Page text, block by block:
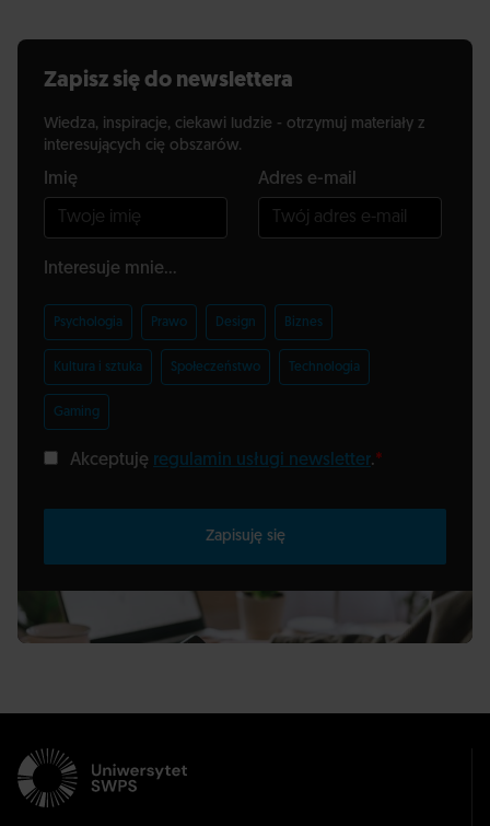
Zapisz się do newslettera
Wiedza, inspiracje, ciekawi ludzie - otrzymuj materiały z
interesujących cię obszarów.
Imię Adres e-mail
Interesuje mnie...
Psychologia Prawo Design Biznes
Kultura i sztuka Społeczeństwo Technologia
Gaming
Akceptuję regulamin usługi newsletter.*
Zapisuję się